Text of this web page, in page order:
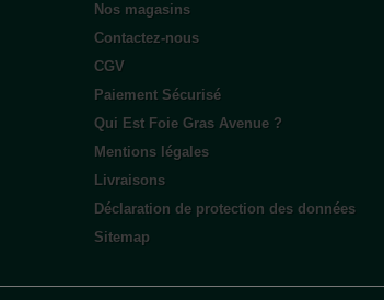
Nos magasins
Contactez-nous
CGV
Paiement Sécurisé
Qui Est Foie Gras Avenue ?
Mentions légales
Livraisons
Déclaration de protection des données
Sitemap